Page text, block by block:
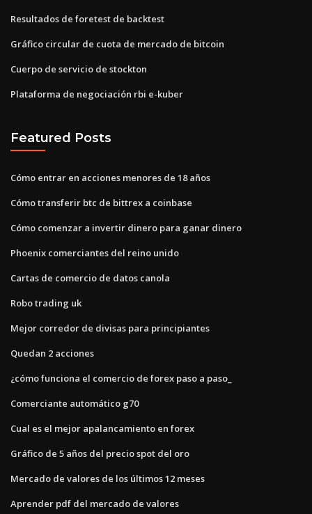
Resultados de foretest de backtest
Gráfico circular de cuota de mercado de bitcoin
Cuerpo de servicio de stockton
Plataforma de negociación rbi e-kuber
Featured Posts
Cómo entrar en acciones menores de 18 años
Cómo transferir btc de bittrex a coinbase
Cómo comenzar a invertir dinero para ganar dinero
Phoenix comerciantes del reino unido
Cartas de comercio de datos canola
Robo trading uk
Mejor corredor de divisas para principiantes
Quedan 2 acciones
¿cómo funciona el comercio de forex paso a paso_
Comerciante automático g70
Cual es el mejor apalancamiento en forex
Gráfico de 5 años del precio spot del oro
Mercado de valores de los últimos 12 meses
Aprender pdf del mercado de valores